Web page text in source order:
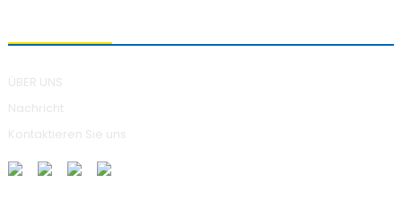
ÜBER UNS
Nachricht
Kontaktieren Sie uns